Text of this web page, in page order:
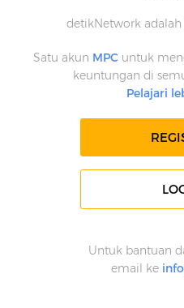
detikNetwork adalah
Satu akun MPC untuk
keuntungan di
Pelajari
Untuk bantuan
email ke